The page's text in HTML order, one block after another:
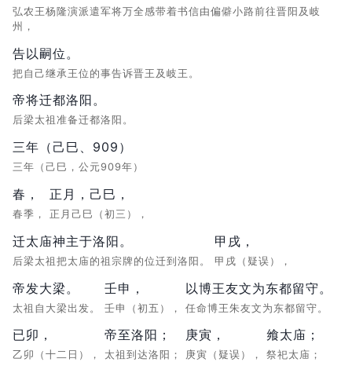
弘农王杨隆演派遣军将万全感带着书信由偏僻小路前往晋阳及岐
州，
告以嗣位。
把自己继承王位的事告诉晋王及岐王。
帝将迁都洛阳。
后梁太祖准备迁都洛阳。
三年（己巳、909）
三年（己巳，公元909年）
春，
春季，
正月，己巳，
正月己巳（初三），
迁太庙神主于洛阳。
后梁太祖把太庙的祖宗牌的位迁到洛阳。
甲戌，
甲戌（疑误），
帝发大梁。
太祖自大梁出发。
壬申，
壬申（初五），
以博王友文为东都留守。
任命博王朱友文为东都留守。
已卯，
乙卯（十二日），
帝至洛阳；
太祖到达洛阳；
庚寅，
庚寅（疑误），
飨太庙；
祭祀太庙；